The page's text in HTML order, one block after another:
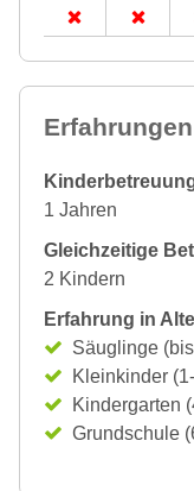
Erfahrungen
1 Jahren
Gleichzeitige
2 Kindern
Erfahrung in
Säuglinge
Kleinkinder
Kindergarten
Grundschule